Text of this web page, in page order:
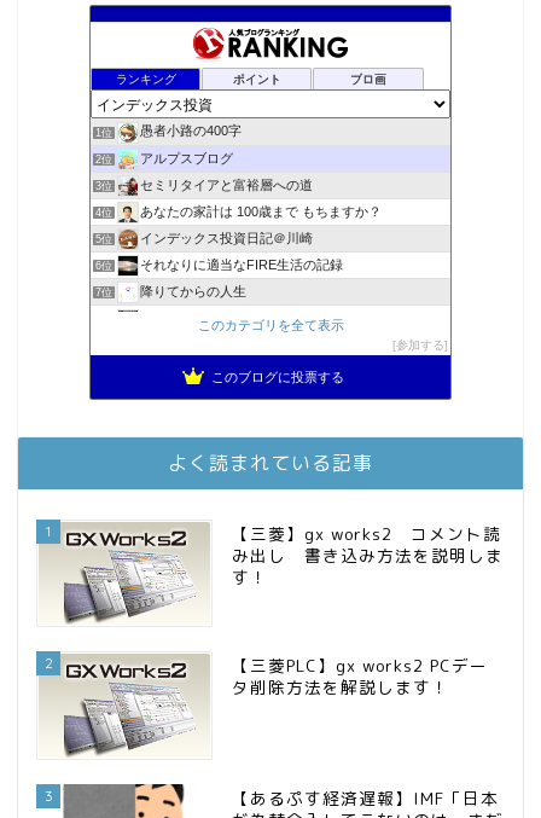
ランキング ポイント ブロ画
1位 愚者小路の400字
2位 アルプスブログ
3位 セミリタイアと富裕層への道
4位 あなたの家計は 100歳まで もちますか？
5位 インデックス投資日記＠川崎
6位 それなりに適当なFIRE生活の記録
7位 降りてからの人生
2023年(46歳)FIRE！！！＠20XX年FIRE！！！
スパコンSEが効率的投資で一家セミリタイアするブログ
11位 MBAのインデックス投資日記
お金に困らない生活（インデックス投資ブログ）
このカテゴリを全て表示
参加する
このブログに投票する
よく読まれている記事
1
【三菱】gx works2 コメント読
み出し 書き込み方法を説明しま
す！
2
【三菱PLC】gx works2 PCデー
タ削除方法を解説します！
3
【あるぷす経済遅報】IMF「日本